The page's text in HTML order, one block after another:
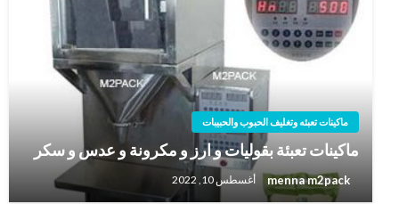
ماكينات تعبئه وتغليف الحبوب والحبيبات
‏ماكينات تعبئة بقوليات و ارز و مكرونة و عدس و سكر
menna m2pack أغسطس 10, 2022